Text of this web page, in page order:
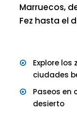
Marruecos,
Fez hasta el
Explore los
ciudades
Paseos en
desierto